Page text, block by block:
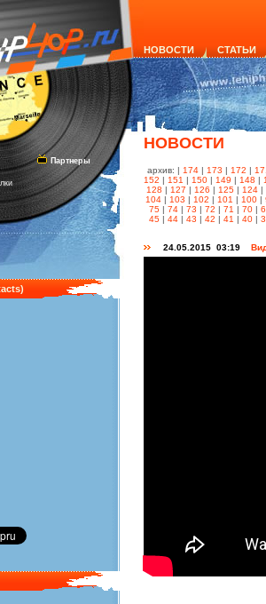
Партнеры
НОВОСТИ СТАТЬИ
НОВОСТИ
архив: | 174 | 173 | 172 |
152 | 151 | 150 | 149 | 148 |
128 | 127 | 126 | 125 | 124 |
104 | 103 | 102 | 101 | 100 |
75 |74 |73 |72 |71 |70 |
45 |44 |43 |42 |41 |40 |
24.05.2015 03:19